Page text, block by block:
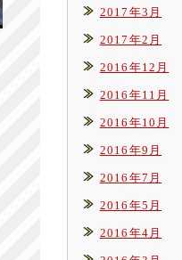
2017年3月
2017年2月
2016年12月
2016年11月
2016年10月
2016年9月
2016年7月
2016年5月
2016年4月